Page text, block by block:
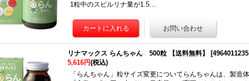
1粒中のスピルリナ量が1.5…
リナマックス らんちゃん 500粒 【送料無料】 [
5,616円(税込)
「らんちゃん」粒サイズ変更についてらんちゃんは、製造